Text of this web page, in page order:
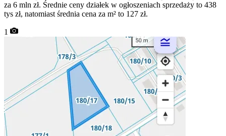
za 6 mln zł. Średnie ceny działek w ogłoszeniach sprzedaży to 438
tys zł, natomiast średnia cena za m² to 127 zł.
1